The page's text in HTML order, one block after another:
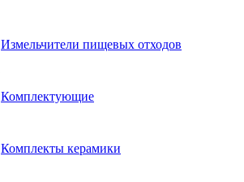
Измельчители пищевых отходов
Комплектующие
Комплекты керамики